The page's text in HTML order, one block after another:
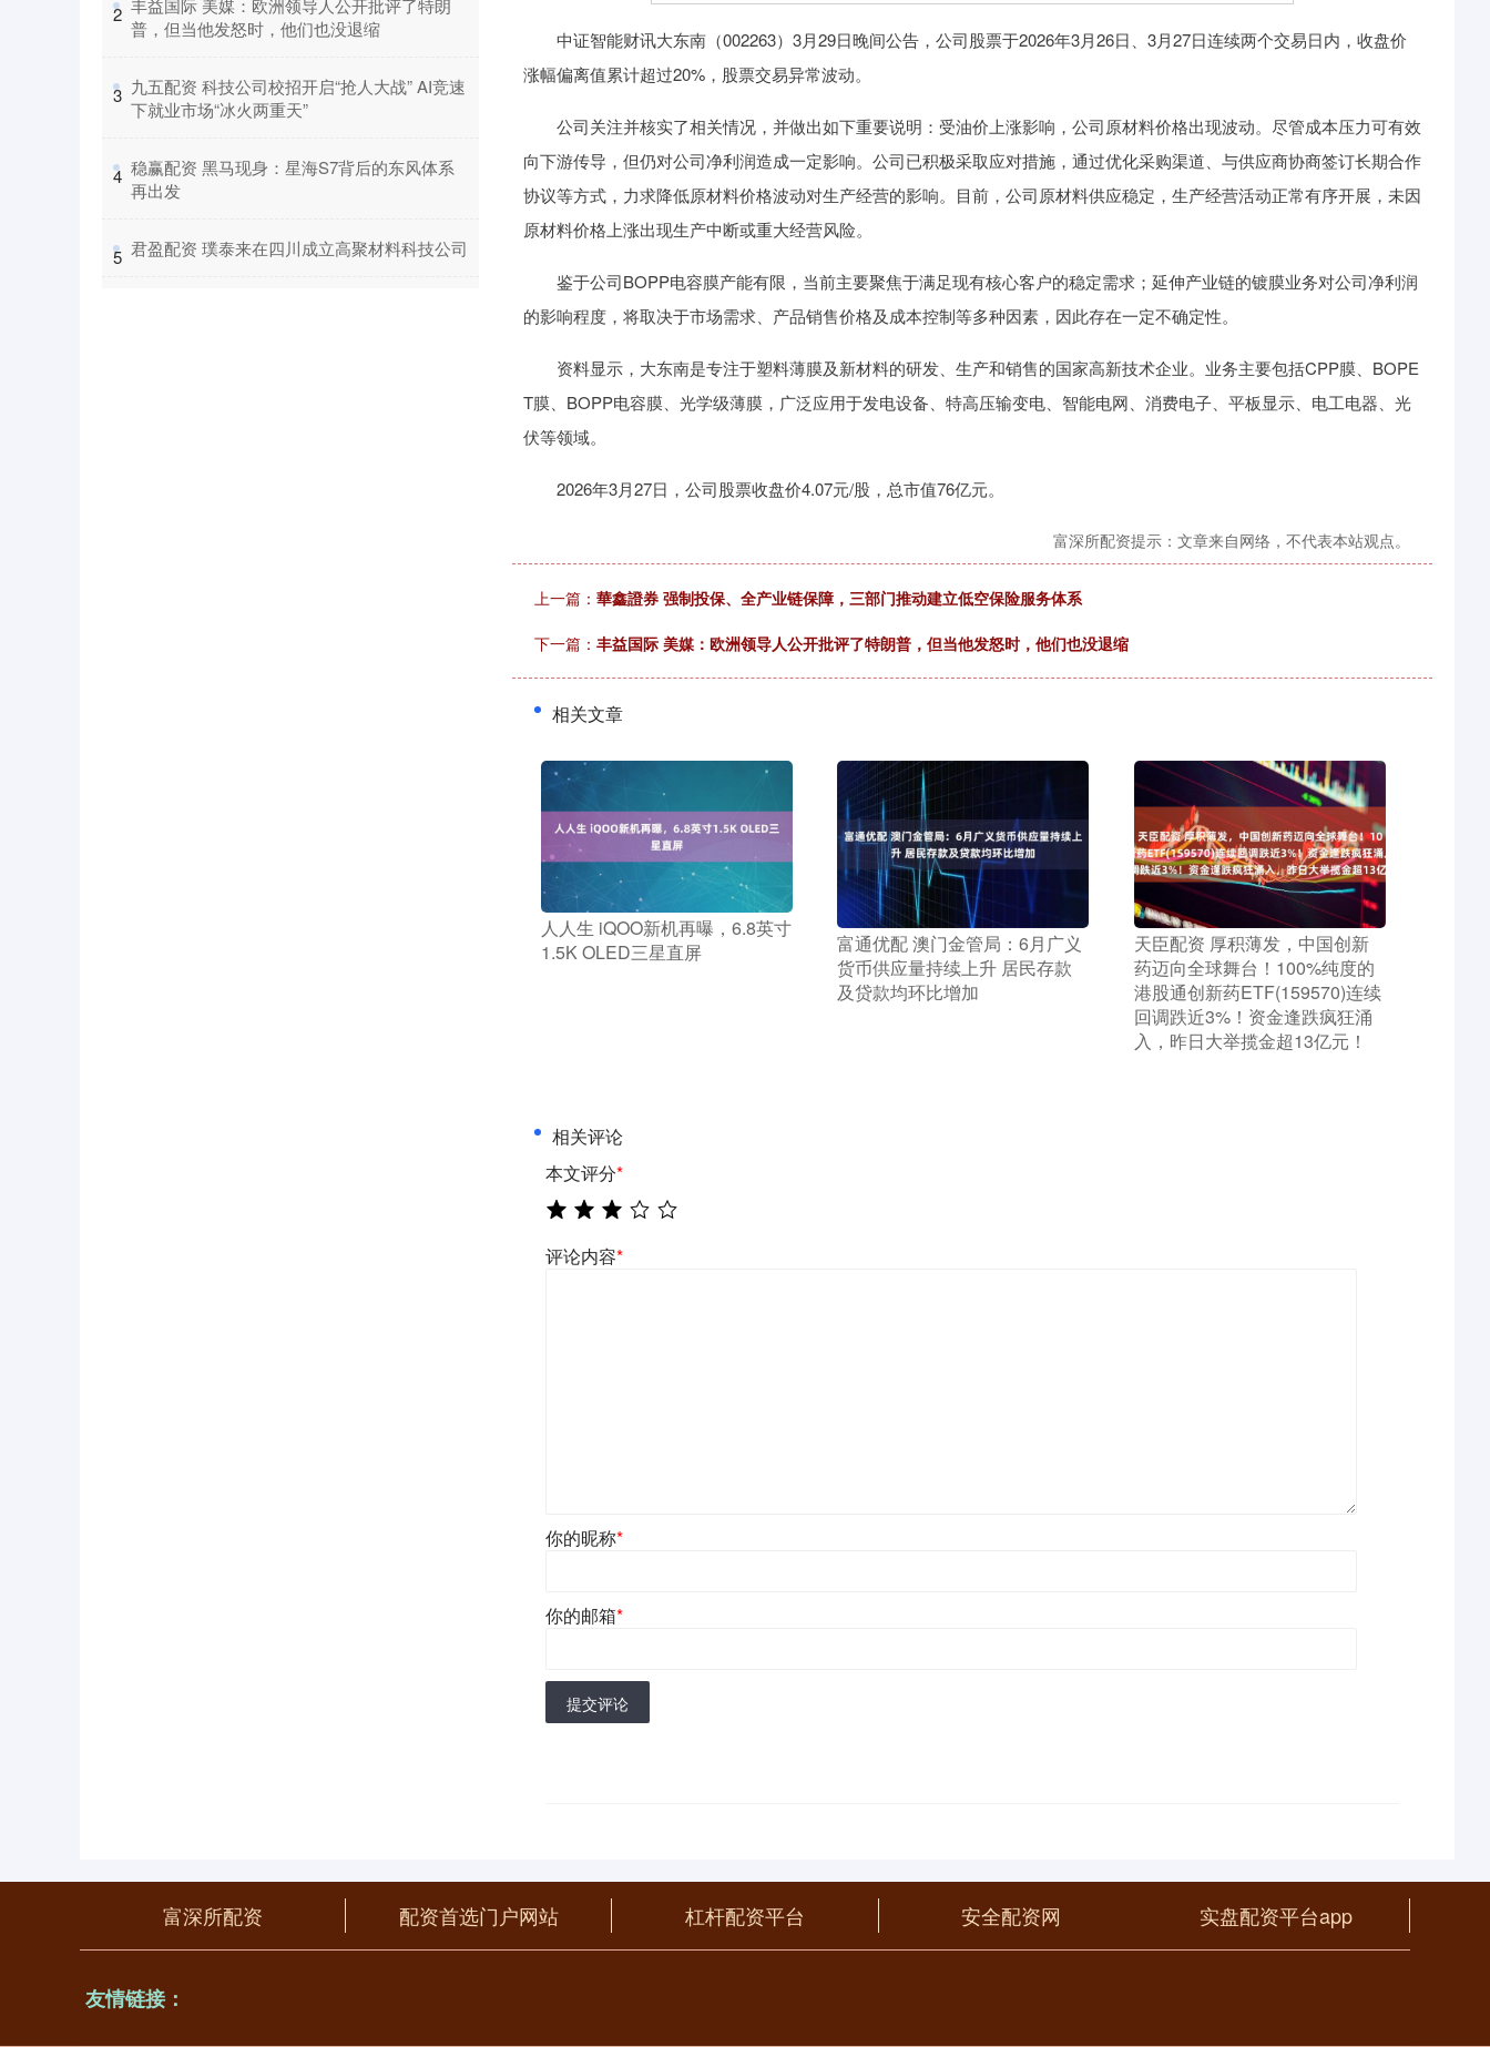
中证智能财讯大东南（002263）3月29日晚间公告，公司股票于2026年3月26日、3月27日连续两个交易日内，收盘价
涨幅偏离值累计超过20%，股票交易异常波动。
公司关注并核实了相关情况，并做出如下重要说明：受油价上涨影响，公司原材料价格出现波动。尽管成本压力可有效
向下游传导，但仍对公司净利润造成一定影响。公司已积极采取应对措施，通过优化采购渠道、与供应商协商签订长期合作
协议等方式，力求降低原材料价格波动对生产经营的影响。目前，公司原材料供应稳定，生产经营活动正常有序开展，未因
原材料价格上涨出现生产中断或重大经营风险。
鉴于公司BOPP电容膜产能有限，当前主要聚焦于满足现有核心客户的稳定需求；延伸产业链的镀膜业务对公司净利润
的影响程度，将取决于市场需求、产品销售价格及成本控制等多种因素，因此存在一定不确定性。
资料显示，大东南是专注于塑料薄膜及新材料的研发、生产和销售的国家高新技术企业。业务主要包括CPP膜、BOPE
T膜、BOPP电容膜、光学级薄膜，广泛应用于发电设备、特高压输变电、智能电网、消费电子、平板显示、电工电器、光
伏等领域。
2026年3月27日，公司股票收盘价4.07元/股，总市值76亿元。
富深所配资提示：文章来自网络，不代表本站观点。
上一篇： 華鑫證券 强制投保、全产业链保障，三部门推动建立低空保险服务体系
下一篇： 丰益国际 美媒：欧洲领导人公开批评了特朗普，但当他发怒时，他们也没退缩
相关文章
​人人生 iQOO新机再曝，6.8英寸
1.5K OLED三星直屏
​富通优配 澳门金管局：6月广义
货币供应量持续上升 居民存款
及贷款均环比增加
​天臣配资 厚积薄发，中国创新
药迈向全球舞台！100%纯度的
港股通创新药ETF(159570)连续
回调跌近3%！资金逢跌疯狂涌
入，昨日大举揽金超13亿元！
相关评论
本文评分*
评论内容*
你的昵称*
你的邮箱*
提交评论
2 ​丰益国际 美媒：欧洲领导人公开批评了特朗
普，但当他发怒时，他们也没退缩
3 ​九五配资 科技公司校招开启“抢人大战” AI竞速
下就业市场“冰火两重天”
4 ​稳赢配资 黑马现身：星海S7背后的东风体系
再出发
5 ​君盈配资 璞泰来在四川成立高聚材料科技公司
富深所配资 配资首选门户网站 杠杆配资平台 安全配资网 实盘配资平台app
友情链接：